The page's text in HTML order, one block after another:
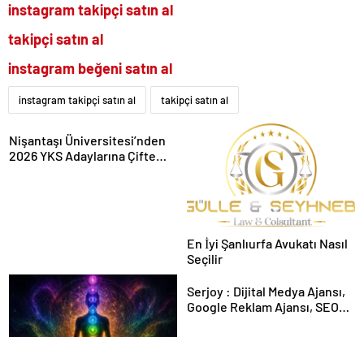
instagram takipçi satın al
takipçi satın al
instagram beğeni satın al
instagram takipçi satın al takipçi satın al
Nişantaşı Üniversitesi’nden
2026 YKS Adaylarına Çifte
En İyi Şanlıurfa Avukatı Nasıl
Seçilir
Serjoy : Dijital Medya Ajansı,
Google Reklam Ajansı, SEO